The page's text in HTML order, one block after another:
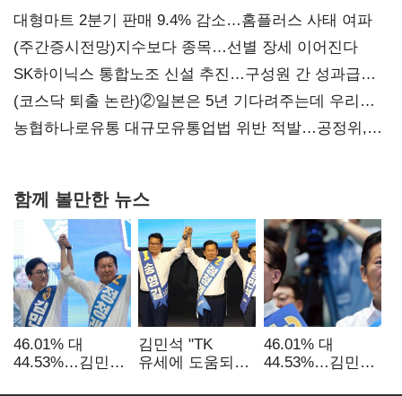
대형마트 2분기 판매 9.4% 감소…홈플러스 사태 여파
(주간증시전망)지수보다 종목…선별 장세 이어진다
SK하이닉스 통합노조 신설 추진…구성원 간 성과급
불만 확산
(코스닥 퇴출 논란)②일본은 5년 기다려주는데 우리는
당장 퇴출?…시간만으론 부족한 코스닥 구하기
농협하나로유통 대규모유통업법 위반 적발…공정위,
함께 볼만한 뉴스
46.01% 대
44.53%…김민석·
김민석 "TK
유세에 도움되는
46.01% 대
44.53%…김민석·